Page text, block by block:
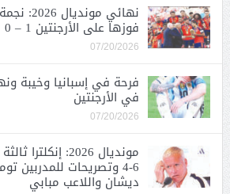
نهائي
فوزها على الأرجنتين 1 – 0 بعد وقت إضافي
07/20/2026
فرحة في إسبانيا وخيبة
في الأرجنتين
07/20/2026
مونديال 2026:
6-4 وتصريحات للمدربين
ديشان واللاعب مبابي